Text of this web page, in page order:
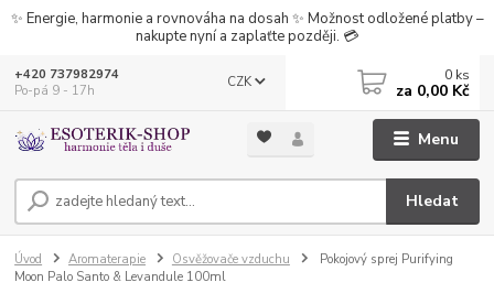
✨ Energie, harmonie a rovnováha na dosah ✨ Možnost odložené platby –
nakupte nyní a zaplaťte později. 💳
Menu
CZK
Hledat
+420 737982974
Po-pá 9 - 17h
0 ks
za 0,00 Kč
Úvod Aromaterapie Osvěžovače vzduchu
Pokojový sprej Purifying
Moon Palo Santo & Levandule 100ml